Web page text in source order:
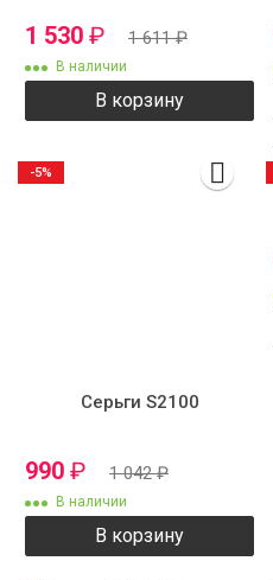
1 530 ₽ 1 611₽
В наличии
В корзину
Серьги S2100
990 ₽ 1 042₽
В наличии
В корзину
-5%